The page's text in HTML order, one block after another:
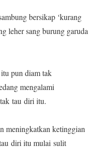
bersikap ‘kurang
leher sang burung garuda
pun diam tak
mengalami
tau diri itu.
meningkatkan ketinggian
diri itu mulai sulit